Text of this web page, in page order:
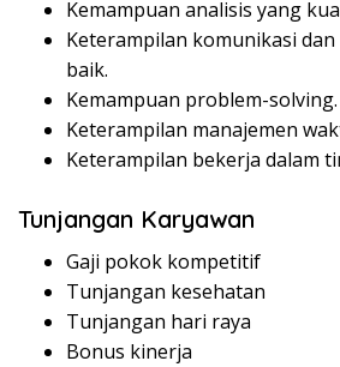
Kemampuan analisis yang
Keterampilan komunikasi
baik.
Kemampuan problem-solving.
Keterampilan manajemen
Keterampilan bekerja dalam
Tunjangan Karyawan
Gaji pokok kompetitif
Tunjangan kesehatan
Tunjangan hari raya
Bonus kinerja